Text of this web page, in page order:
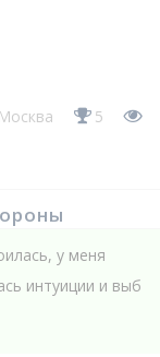
Москва
5
у меня
интуиции и выб